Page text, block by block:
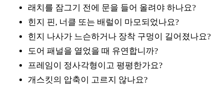
래치를 잠그기 전에 문을 들어 올려야 하나요?
힌지 핀, 너클 또는 배럴이 마모되었나요?
힌지 나사가 느슨하거나 장착 구멍이 길어졌나요?
도어 패널을 열었을 때 유연합니까?
프레임이 정사각형이고 평평한가요?
개스킷의 압축이 고르지 않나요?